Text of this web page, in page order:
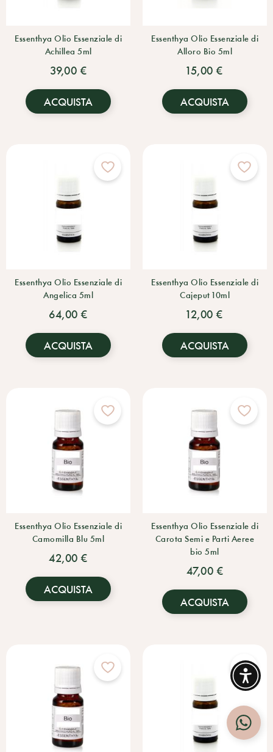
Essenthya Olio Essenziale di
Achillea 5ml
39,00 €
ACQUISTA
Essenthya Olio Essenziale di
Alloro Bio 5ml
15,00 €
ACQUISTA
Essenthya Olio Essenziale di
Angelica 5ml
64,00 €
ACQUISTA
Essenthya Olio Essenziale di
Cajeput 10ml
12,00 €
ACQUISTA
Essenthya Olio Essenziale di
Camomilla Blu 5ml
42,00 €
ACQUISTA
Essenthya Olio Essenziale di
Carota Semi e Parti Aeree
bio 5ml
47,00 €
ACQUISTA